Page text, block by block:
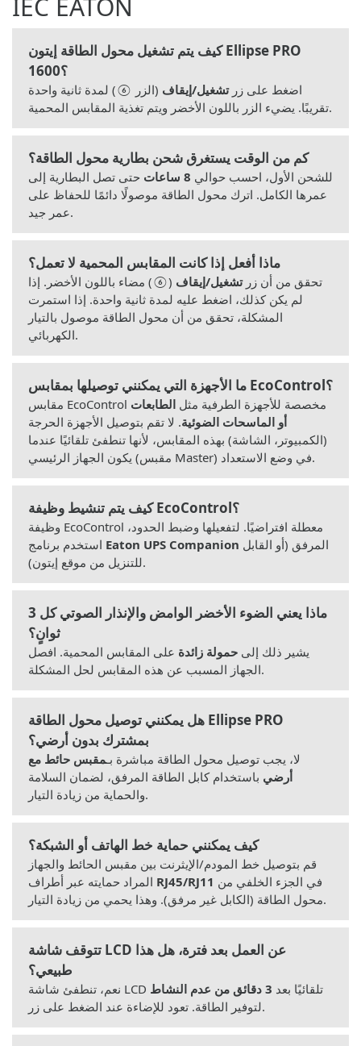
كيف يتم تشغيل محول الطاقة إيتون Ellipse PRO
1600؟
اضغط على زرتشغيل/إيقاف (الزر ⑥) لمدة ثانية واحدة
تقريبًا. يضيء الزر باللون الأخضر ويتم تغذية المقابس المحمية.
كم من الوقت يستغرق شحن بطارية محول الطاقة؟
للشحن الأول، احسب حوالي 8 ساعات
حتى تصل البطارية إلى
عمرها الكامل. اترك محول الطاقة موصولًا دائمًا للحفاظ على
عمر جيد.
ماذا أفعل إذا كانت المقابس المحمية لا تعمل؟
تحقق من أن زرتشغيل/إيقاف (⑥) مضاء باللون الأخضر. إذا
لم يكن كذلك، اضغط عليه لمدة ثانية واحدة. إذا استمرت
المشكلة، تحقق من أن محول الطاقة موصول بالتيار
الكهربائي.
ما الأجهزة التي يمكنني توصيلها بمقابس EcoControl؟
مقابس EcoControl مخصصة للأجهزة الطرفية مثل الطابعات
أو الماسحات الضوئية. لا تقم بتوصيل الأجهزة الحرجة
(الكمبيوتر، الشاشة) بهذه المقابس، لأنها تنطفئ تلقائيًا عندما
يكون الجهاز الرئيسي (مقبس Master) في وضع الاستعداد.
كيف يتم تنشيط وظيفة EcoControl؟
وظيفة EcoControl معطلة افتراضيًا. لتفعيلها وضبط الحدود،
Eaton UPS Companion
للتنزيل من موقع إيتون).
ماذا يعني الضوء الأخضر الوامض والإنذار الصوتي كل 3
ثوانٍ؟
يشير ذلك إلى حمولة زائدة على المقابس المحمية. افصل
الجهاز المسبب عن هذه المقابس لحل المشكلة.
هل يمكنني توصيل محول الطاقة Ellipse PRO
بمشترك بدون أرضي؟
لا، يجب توصيل محول الطاقة مباشرة بـمقبس حائط مع
أرضي باستخدام كابل الطاقة المرفق، لضمان السلامة
والحماية من زيادة التيار.
كيف يمكنني حماية خط الهاتف أو الشبكة؟
قم بتوصيل خط المودم/الإيثرنت بين مقبس الحائط والجهاز
RJ45/RJ11
محول الطاقة (الكابل غير مرفق). وهذا يحمي من زيادة التيار.
تتوقف شاشة LCD عن العمل بعد فترة، هل هذا
طبيعي؟
نعم، تنطفئ شاشة LCD تلقائيًا بعد 3 دقائق من عدم النشاط
لتوفير الطاقة. تعود للإضاءة عند الضغط على زر.